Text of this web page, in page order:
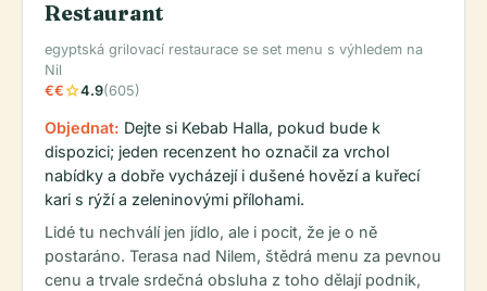
Restaurant
egyptská grilovací restaurace se set menu s výhledem na
Nil
€€star4.9(605)
Objednat: Dejte si Kebab Halla, pokud bude k
dispozici; jeden recenzent ho označil za vrchol
nabídky a dobře vycházejí i dušené hovězí a kuřecí
kari s rýží a zeleninovými přílohami.
Lidé tu nechválí jen jídlo, ale i pocit, že je o ně
postaráno. Terasa nad Nilem, štědrá menu za pevnou
cenu a trvale srdečná obsluha z toho dělají podnik,